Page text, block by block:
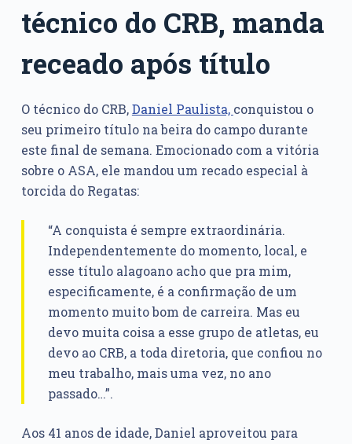
técnico do CRB, manda
receado após título
O técnico do CRB,Daniel Paulista, conquistou o
seu primeiro título na beira do campo durante
este final de semana. Emocionado com a vitória
sobre o ASA, ele mandou um recado especial à
torcida do Regatas:
“A conquista é sempre extraordinária.
Independentemente do momento, local, e
esse título alagoano acho que pra mim,
especificamente, é a confirmação de um
momento muito bom de carreira. Mas eu
devo muita coisa a esse grupo de atletas, eu
devo ao CRB, a toda diretoria, que confiou no
meu trabalho, mais uma vez, no ano
passado…”.
Aos 41 anos de idade, Daniel aproveitou para